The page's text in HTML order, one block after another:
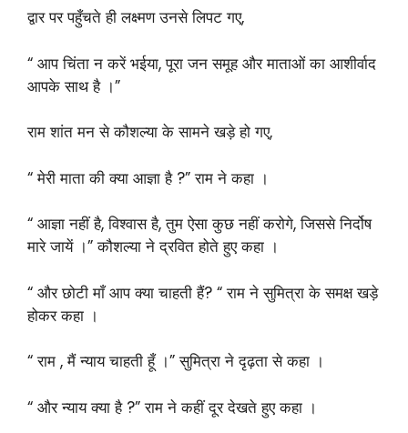
द्वार पर पहुँचते ही लक्ष्मण उनसे लिपट गए,
“ आप चिंता न करें भईया, पूरा जन समूह और माताओं का आशीर्वाद
आपके साथ है ।”
राम शांत मन से कौशल्या के सामने खड़े हो गए,
“ मेरी माता की क्या आज्ञा है ?” राम ने कहा ।
“ आज्ञा नहीं है, विश्वास है, तुम ऐसा कुछ नहीं करोगे, जिससे निर्दोष
मारे जायें ।” कौशल्या ने द्रवित होते हुए कहा ।
“ और छोटी माँ आप क्या चाहती हैं? “ राम ने सुमित्रा के समक्ष खड़े
होकर कहा ।
“ राम , मैं न्याय चाहती हूँ ।” सुमित्रा ने दृढ़ता से कहा ।
“ और न्याय क्या है ?” राम ने कहीं दूर देखते हुए कहा ।